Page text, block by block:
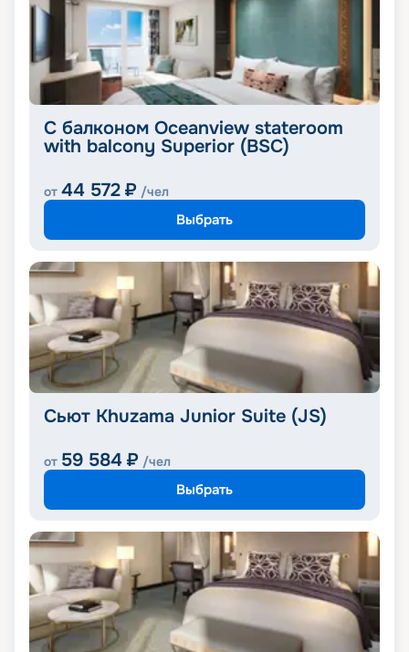
С балконом Oceanview stateroom
with balcony Superior (BSC)
от 44 572 ₽ /чел
Выбрать
Сьют Khuzama Junior Suite (JS)
от 59 584 ₽ /чел
Выбрать